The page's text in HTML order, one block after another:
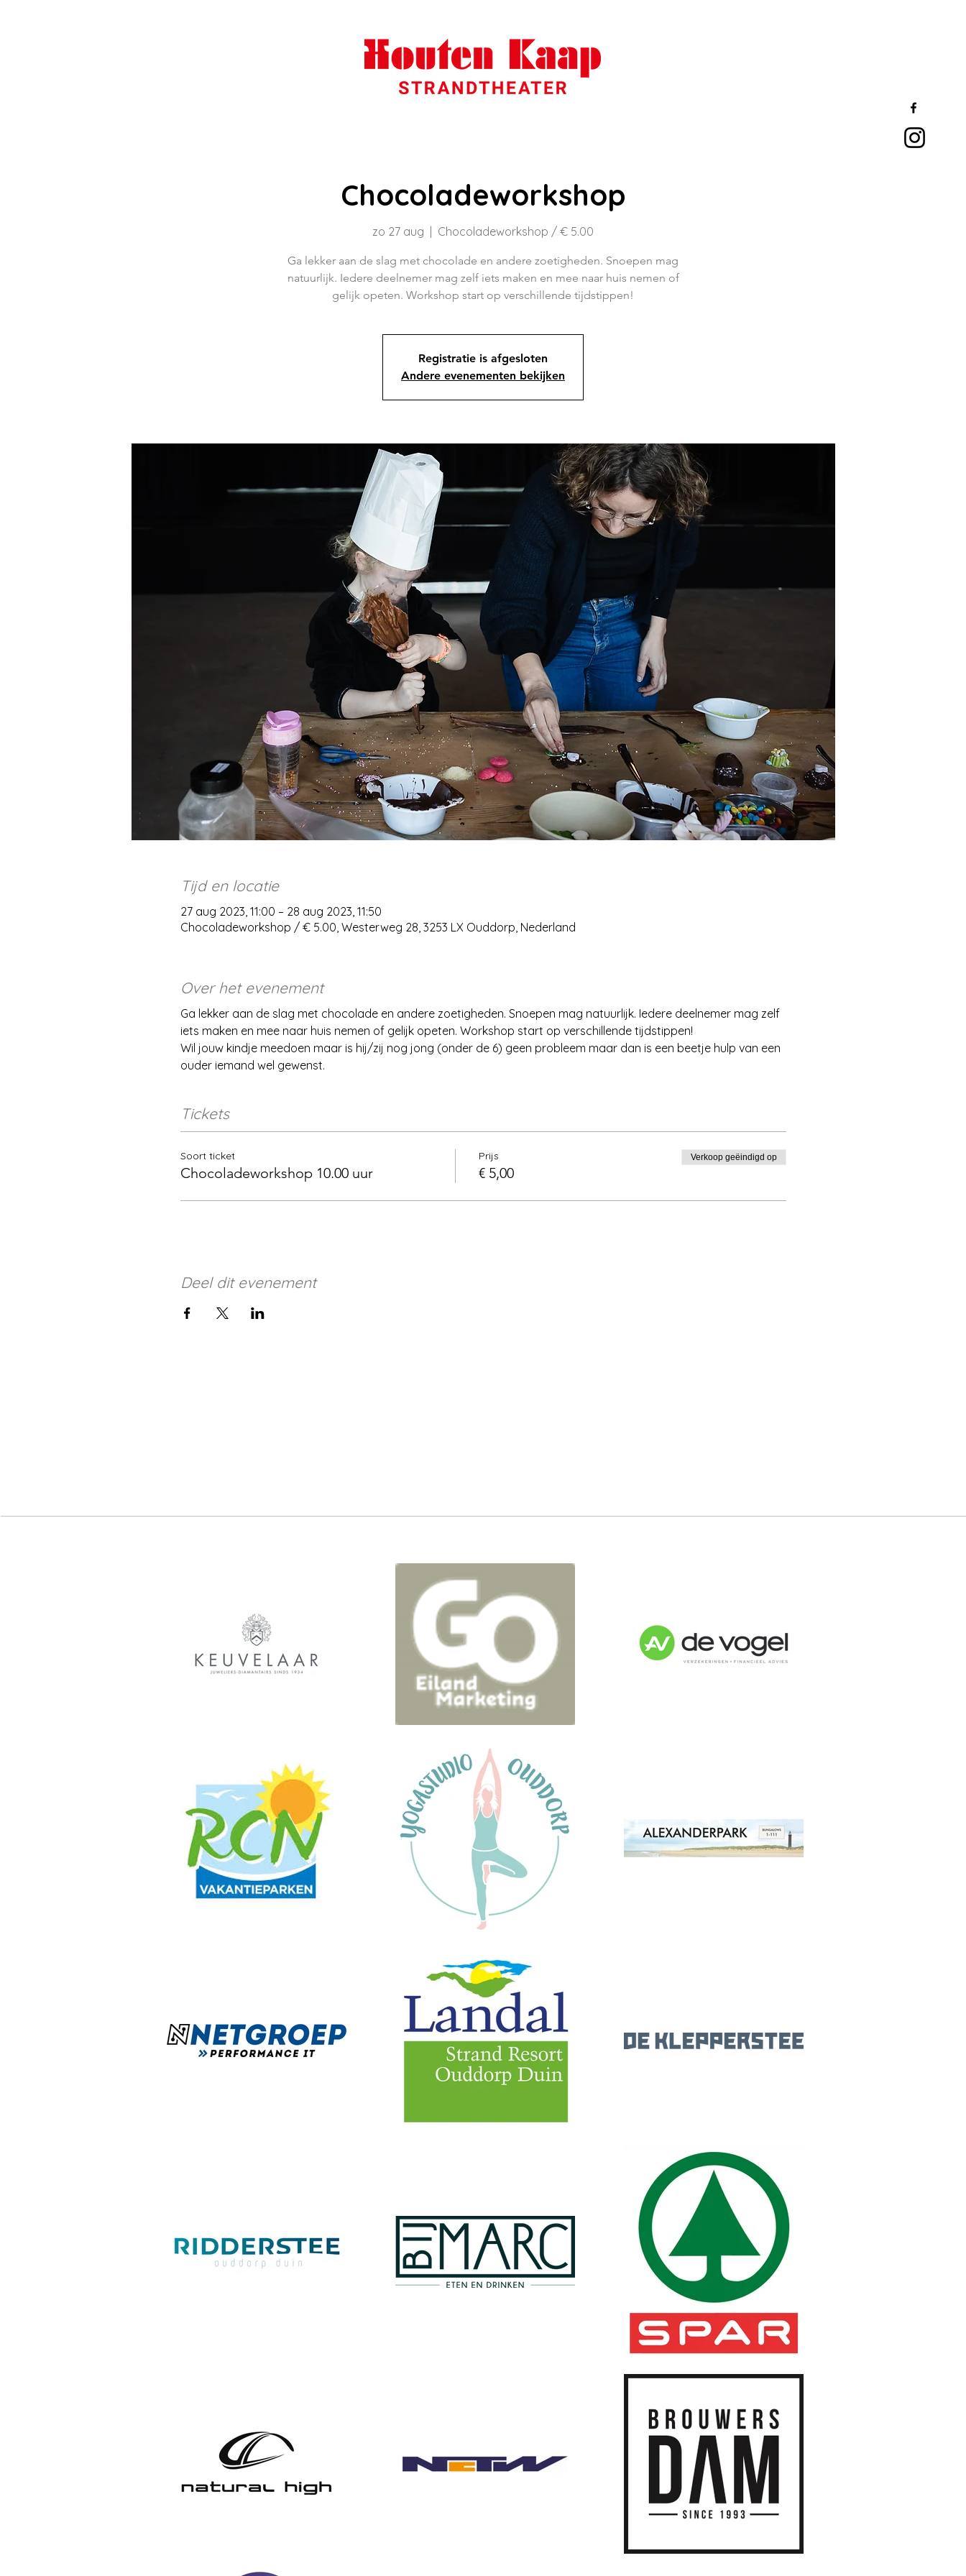
Chocoladeworkshop
zo 27 aug Chocoladeworkshop / € 5.00
Ga lekker aan de slag met chocolade en andere zoetigheden. Snoepen mag
natuurlijk. Iedere deelnemer mag zelf iets maken en mee naar huis nemen of
Registratie is afgesloten
Andere evenementen bekijken
Tijd en locatie
27 aug 2023, 11:00 – 28 aug 2023, 11:50
Chocoladeworkshop / € 5.00, Westerweg 28, 3253 LX Ouddorp, Nederland
Over het evenement
Ga lekker aan de slag met chocolade en andere zoetigheden. Snoepen mag natuurlijk. Iedere deelnemer mag zelf
iets maken en mee naar huis nemen of gelijk opeten. Workshop start op verschillende tijdstippen!
Wil jouw kindje meedoen maar is hij/zij nog jong (onder de 6) geen probleem maar dan is een beetje hulp van een
ouder iemand wel gewenst.
Tickets
Soort ticket
Chocoladeworkshop 10.00 uur
Prijs
€ 5,00
Verkoop geëindigd op
Deel dit evenement